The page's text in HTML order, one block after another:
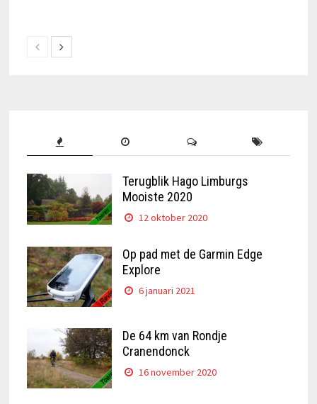
Terugblik Hago Limburgs
Mooiste 2020
12 oktober 2020
Op pad met de Garmin Edge
Explore
6 januari 2021
De 64 km van Rondje
Cranendonck
16 november 2020